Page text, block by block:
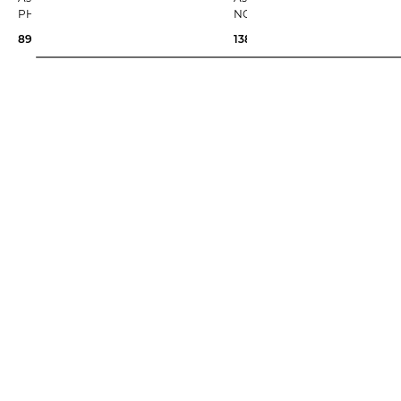
PHOENIX 13
89,99 €
NOVABLAST 6
138,35 €